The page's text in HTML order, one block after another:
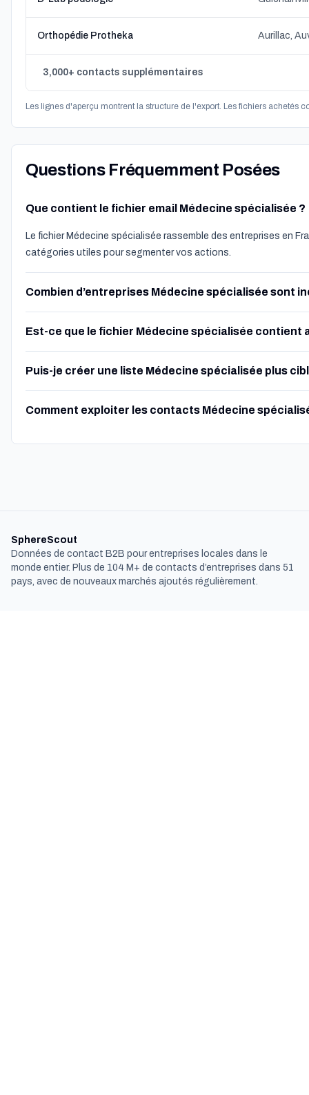
Orthopédie Protheka Aurillac,
3,000+ contacts supplémentaires
Les lignes d'aperçu montrent la structure de l'export. Les fichiers achetés
Questions Fréquemment Posées
Que contient le fichier email Médecine spécialisée ?
Le fichier Médecine spécialisée rassemble des entreprises en
catégories utiles pour segmenter vos actions.
Combien d’entreprises Médecine spécialisée sont
Est-ce que le fichier Médecine spécialisée contient
Puis-je créer une liste Médecine spécialisée plus
Comment exploiter les contacts Médecine
SphereScout
Données de contact B2B pour entreprises locales dans le
monde entier. Plus de 104 M+ de contacts d’entreprises dans 51
pays, avec de nouveaux marchés ajoutés régulièrement.